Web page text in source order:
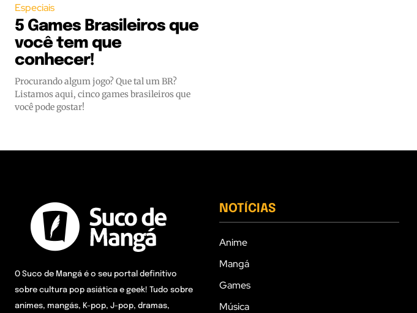
Especiais
5 Games Brasileiros que
você tem que
conhecer!
Procurando algum jogo? Que tal um BR?
Listamos aqui, cinco games brasileiros que
você pode gostar!
O Suco de Mangá é o seu portal definitivo
sobre cultura pop asiática e geek! Tudo sobre
animes, mangás, K-pop, J-pop, dramas,
NOTÍCIAS
Anime
Mangá
Games
Música